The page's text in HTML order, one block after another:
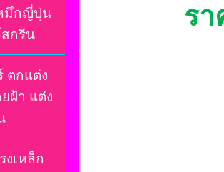
มึกญี่ปุ่น
กรีน
ตกแต่ง
ฝ้า แต่ง
เหล็ก
ร